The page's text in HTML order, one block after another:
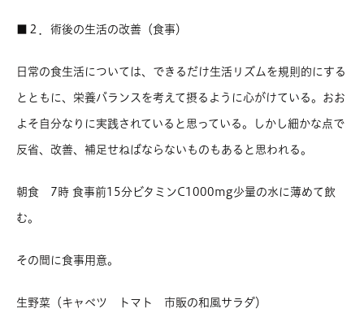
■２．術後の生活の改善（食事）
日常の食生活については、できるだけ生活リズムを規則的にする
とともに、栄養バランスを考えて摂るように心がけている。おお
よそ自分なりに実践されていると思っている。しかし細かな点で
反省、改善、補足せねばならないものもあると思われる。
朝食 7時 食事前15分ビタミンC1000mg少量の水に薄めて飲
む。
その間に食事用意。
生野菜（キャベツ トマト 市販の和風サラダ）